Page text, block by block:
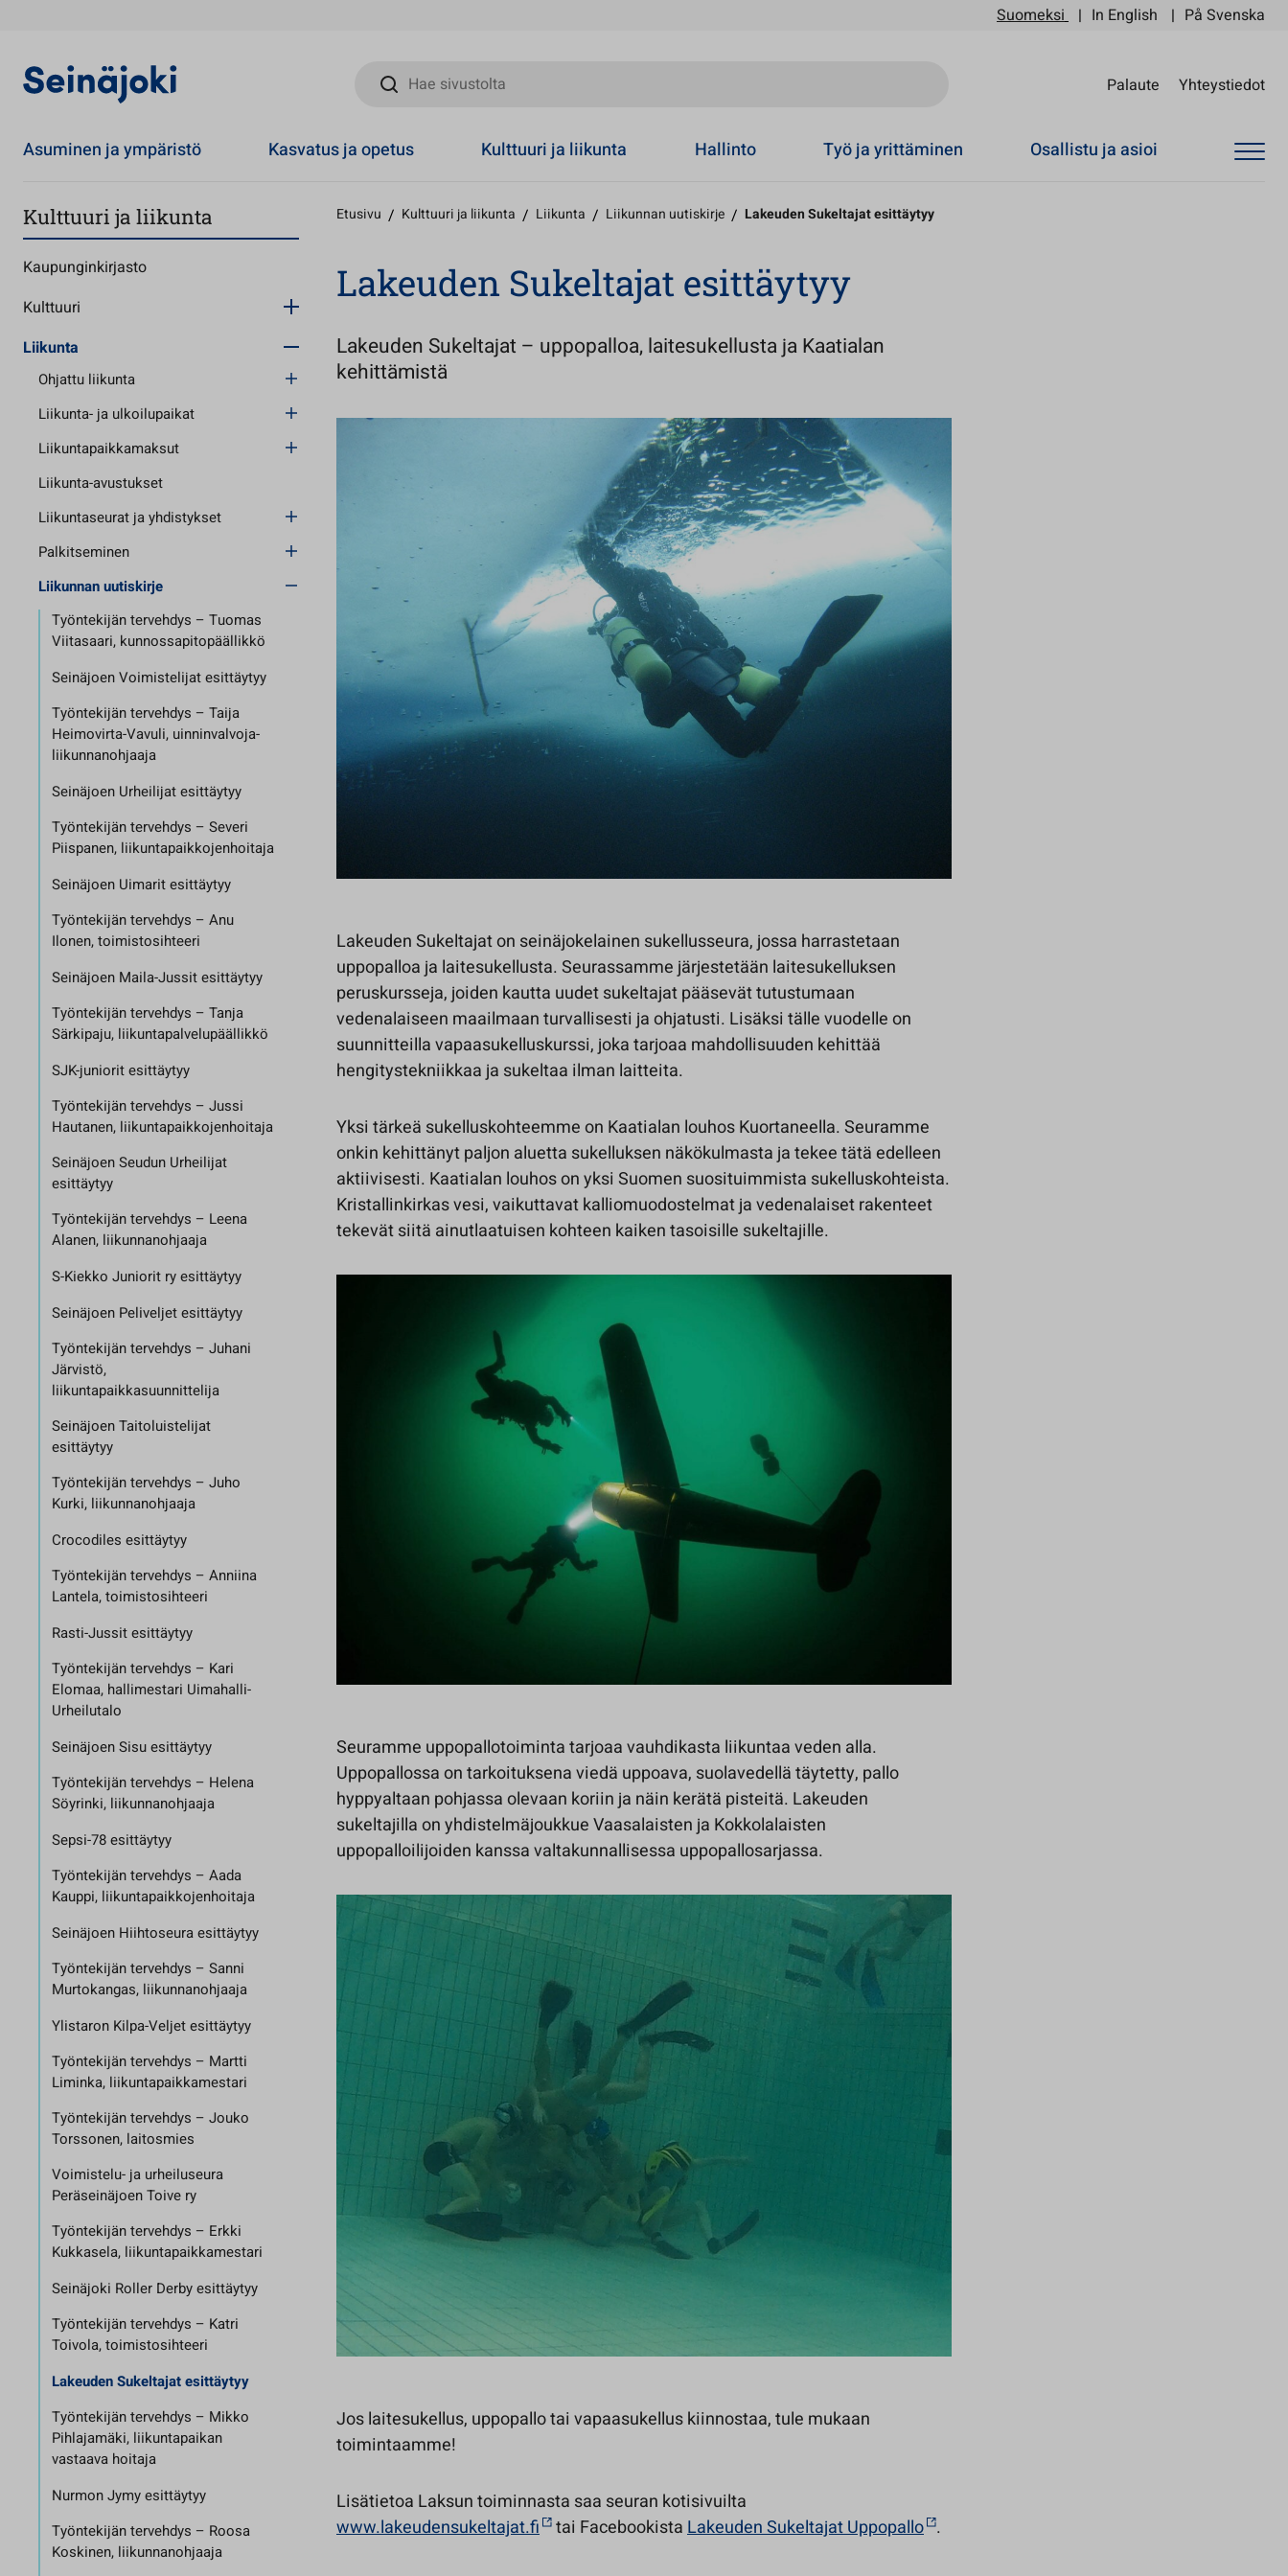
Suomeksi In English På Svenska
Hae sivustolta
Palaute Yhteystiedot
Asuminen ja ympäristö Kasvatus ja opetus Kulttuuri ja liikunta Hallinto Työ ja yrittäminen Osallistu ja asioi
Kulttuuri ja liikunta
Kaupunginkirjasto
Kulttuuri
Liikunta
Ohjattu liikunta
Liikunta- ja ulkoilupaikat
Liikuntapaikkamaksut
Liikunta-avustukset
Liikuntaseurat ja yhdistykset
Palkitseminen
Liikunnan uutiskirje
Työntekijän tervehdys – Tuomas
Viitasaari, kunnossapitopäällikkö
Seinäjoen Voimistelijat esittäytyy
Työntekijän tervehdys – Taija
Heimovirta-Vavuli, uinninvalvoja-
liikunnanohjaaja
Seinäjoen Urheilijat esittäytyy
Työntekijän tervehdys – Severi
Piispanen, liikuntapaikkojenhoitaja
Seinäjoen Uimarit esittäytyy
Työntekijän tervehdys – Anu
Ilonen, toimistosihteeri
Seinäjoen Maila-Jussit esittäytyy
Työntekijän tervehdys – Tanja
Särkipaju, liikuntapalvelupäällikkö
SJK-juniorit esittäytyy
Työntekijän tervehdys – Jussi
Hautanen, liikuntapaikkojenhoitaja
Seinäjoen Seudun Urheilijat
esittäytyy
Työntekijän tervehdys – Leena
Alanen, liikunnanohjaaja
S-Kiekko Juniorit ry esittäytyy
Seinäjoen Peliveljet esittäytyy
Työntekijän tervehdys – Juhani
Järvistö,
liikuntapaikkasuunnittelija
Seinäjoen Taitoluistelijat
esittäytyy
Työntekijän tervehdys – Juho
Kurki, liikunnanohjaaja
Crocodiles esittäytyy
Työntekijän tervehdys – Anniina
Lantela, toimistosihteeri
Rasti-Jussit esittäytyy
Työntekijän tervehdys – Kari
Elomaa, hallimestari Uimahalli-
Urheilutalo
Seinäjoen Sisu esittäytyy
Työntekijän tervehdys – Helena
Söyrinki, liikunnanohjaaja
Sepsi-78 esittäytyy
Työntekijän tervehdys – Aada
Kauppi, liikuntapaikkojenhoitaja
Seinäjoen Hiihtoseura esittäytyy
Työntekijän tervehdys – Sanni
Murtokangas, liikunnanohjaaja
Ylistaron Kilpa-Veljet esittäytyy
Työntekijän tervehdys – Martti
Liminka, liikuntapaikkamestari
Työntekijän tervehdys – Jouko
Torssonen, laitosmies
Voimistelu- ja urheiluseura
Peräseinäjoen Toive ry
Työntekijän tervehdys – Erkki
Kukkasela, liikuntapaikkamestari
Seinäjoki Roller Derby esittäytyy
Työntekijän tervehdys – Katri
Toivola, toimistosihteeri
Lakeuden Sukeltajat esittäytyy
Työntekijän tervehdys – Mikko
Pihlajamäki, liikuntapaikan
vastaava hoitaja
Nurmon Jymy esittäytyy
Työntekijän tervehdys – Roosa
Koskinen, liikunnanohjaaja
Etusivu / Kulttuuri ja liikunta / Liikunta / Liikunnan uutiskirje / Lakeuden Sukeltajat esittäytyy
Lakeuden Sukeltajat esittäytyy
Lakeuden Sukeltajat – uppopalloa, laitesukellusta ja Kaatialan
kehittämistä
Lakeuden Sukeltajat on seinäjokelainen sukellusseura, jossa harrastetaan
uppopalloa ja laitesukellusta. Seurassamme järjestetään laitesukelluksen
peruskursseja, joiden kautta uudet sukeltajat pääsevät tutustumaan
vedenalaiseen maailmaan turvallisesti ja ohjatusti. Lisäksi tälle vuodelle on
suunnitteilla vapaasukelluskurssi, joka tarjoaa mahdollisuuden kehittää
hengitystekniikkaa ja sukeltaa ilman laitteita.
Yksi tärkeä sukelluskohteemme on Kaatialan louhos Kuortaneella. Seuramme
onkin kehittänyt paljon aluetta sukelluksen näkökulmasta ja tekee tätä edelleen
aktiivisesti. Kaatialan louhos on yksi Suomen suosituimmista sukelluskohteista.
Kristallinkirkas vesi, vaikuttavat kalliomuodostelmat ja vedenalaiset rakenteet
tekevät siitä ainutlaatuisen kohteen kaiken tasoisille sukeltajille.
Seuramme uppopallotoiminta tarjoaa vauhdikasta liikuntaa veden alla.
Uppopallossa on tarkoituksena viedä uppoava, suolavedellä täytetty, pallo
hyppyaltaan pohjassa olevaan koriin ja näin kerätä pisteitä. Lakeuden
sukeltajilla on yhdistelmäjoukkue Vaasalaisten ja Kokkolalaisten
uppopalloilijoiden kanssa valtakunnallisessa uppopallosarjassa.
Jos laitesukellus, uppopallo tai vapaasukellus kiinnostaa, tule mukaan
toimintaamme!
Lisätietoa Laksun toiminnasta saa seuran kotisivuilta
www.lakeudensukeltajat.fi
tai FacebookistaLakeuden Sukeltajat Uppopallo .